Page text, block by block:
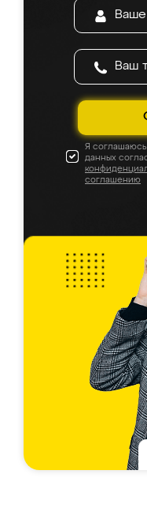
Я
данных
соглашению